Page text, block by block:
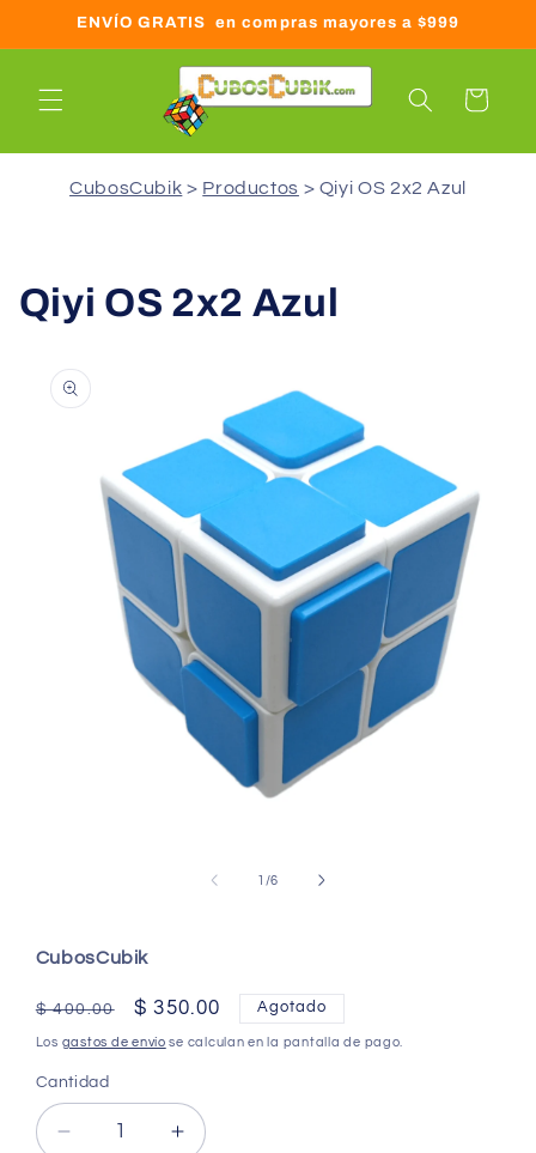
directamente
al contenido
ENVÍO GRATIS en compras mayores a $999
Carrito
CubosCubik Productos Qiyi OS 2x2 Azul
Qiyi OS 2x2 Azul
información
ventana
modal
1 /de
6
CubosCubik
Precio
habitual
$ 400.00
Precio
de
$ 350.00 Agotado
Los gastos de envío se calculan en la pantalla de pago.
Cantidad
Cantidad
Reducir
Aumentar